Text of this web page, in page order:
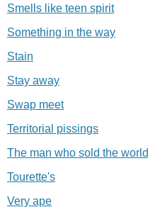
Smells like teen spirit
Something in the way
Stain
Stay away
Swap meet
Territorial pissings
The man who sold the world
Tourette's
Very ape